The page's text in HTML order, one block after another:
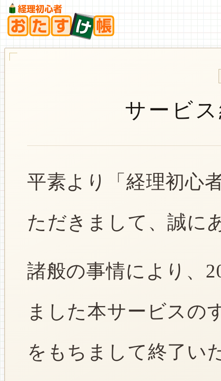
サービ
平素より「経理初心
ただきまして、誠に
諸般の事情により、
ました本サービスの
をもちまして終了い